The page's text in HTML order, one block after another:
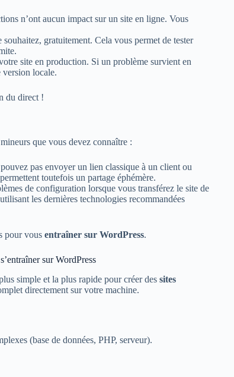
n’ont aucun impact sur un site en ligne. Vous
gratuitement. Cela vous permet de tester
site en production. Si un problème survient en
version locale.
du direct !
que vous devez connaître :
pas envoyer un lien classique à un client ou
toutefois un partage éphémère.
de configuration lorsque vous transférez le site de
les dernières technologies recommandées
pour vous entraîner sur WordPress.
sur WordPress
simple et la plus rapide pour créer des sites
directement sur votre machine.
(base de données, PHP, serveur).